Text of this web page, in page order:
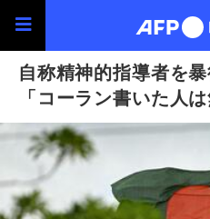
自称精神的指導者を
「コーラン書いた人